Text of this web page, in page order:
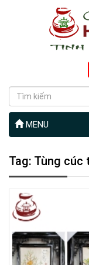
MENU
Tag: Tùng cúc